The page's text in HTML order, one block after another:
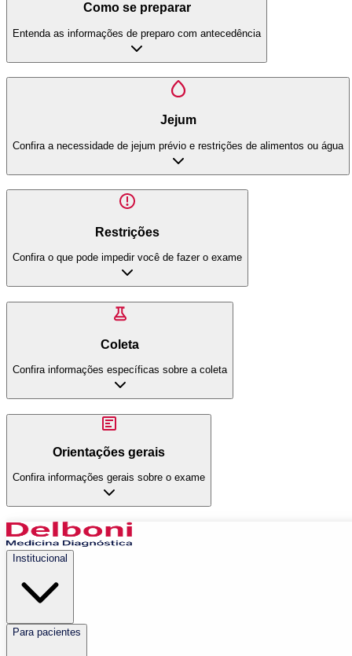
Como se preparar
Entenda as informações de preparo com antecedência
Jejum
Confira a necessidade de jejum prévio e restrições de alimentos ou água
Restrições
Confira o que pode impedir você de fazer o exame
Coleta
Confira informações específicas sobre a coleta
Orientações gerais
Confira informações gerais sobre o exame
Institucional
Para pacientes